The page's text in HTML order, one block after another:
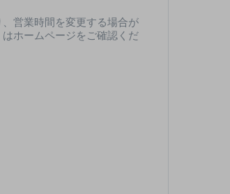
営業時間を変更する場合が
ホームページをご確認くだ